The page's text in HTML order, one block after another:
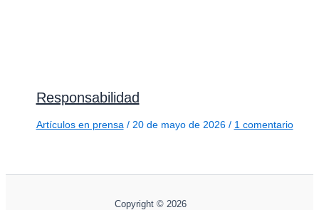
Responsabilidad
Artículos en prensa / 20 de mayo de 2026 / 1 comentario
Copyright © 2026